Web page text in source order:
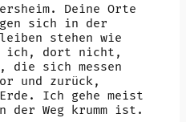
Deine Orte
sich in der
stehen wie
ich, dort nicht,
die sich messen
und zurück,
Ich gehe meist
der Weg krumm ist.